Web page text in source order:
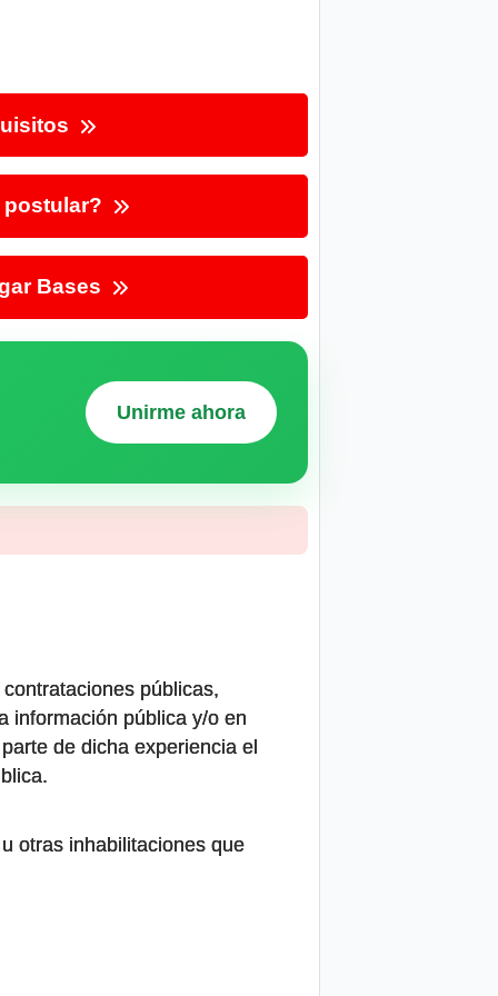
postular?
Bases
Unirme ahora
públicas,
información pública y/o en
de dicha experiencia el
otras inhabilitaciones que